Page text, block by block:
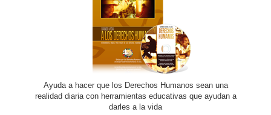
Ayuda a hacer que los Derechos Humanos sean una
realidad diaria con herramientas educativas que ayudan a
darles a la vida